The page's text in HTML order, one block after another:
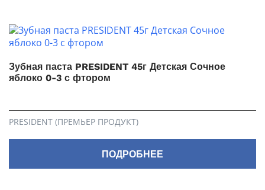
Зубная паста PRESIDENT 45г Детская Сочное
яблоко 0-3 с фтором
PRESIDENT (ПРЕМЬЕР ПРОДУКТ)
ПОДРОБНЕЕ